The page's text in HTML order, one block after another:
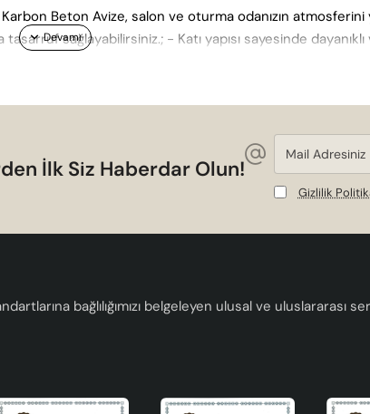
Beton Avize, salon ve oturma odanızın atmosferini
sağlayabilirsiniz.; - Katı yapısı sayesinde dayanıklı
İlk Siz Haberdar Olun!
Mail
Adresiniz
Gizlilik
bağlılığımızı belgeleyen ulusal ve